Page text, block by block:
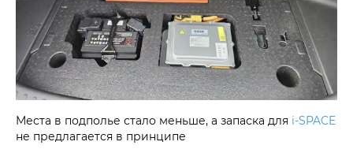
Места в подполье стало меньше, а запаска для i‑SPACE
не предлагается в принципе